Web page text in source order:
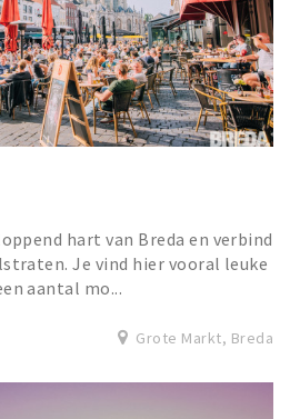
hart van Breda en verbind
Je vind hier vooral leuke
aantal mo...
Grote Markt, Breda